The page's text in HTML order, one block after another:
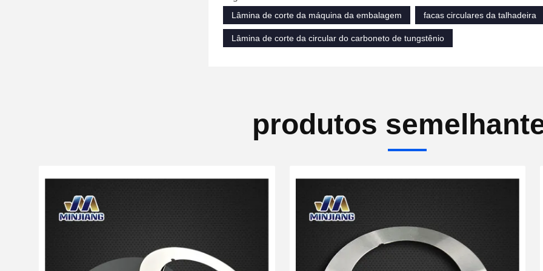
Lâmina de corte da máquina da embalagem
facas circulares da talhadeira
Lâmina de corte da circular do carboneto de tungstênio
produtos